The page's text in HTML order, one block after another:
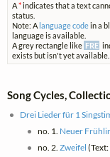
A*indicates that a text
status.
Note: A language codein a
language is available.
A grey rectangle like FRE
exists but isn't yet available.
Song Cycles,
Drei Lieder für 1
no. 1. Neuer
no. 2. Zweifel